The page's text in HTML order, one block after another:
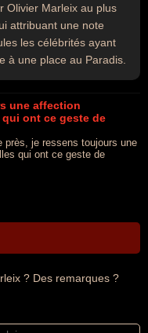
Olivier Marleix au plus
attribuant une note
les célébrités ayant
à une place au Paradis.
une affection
ont ce geste de
près, je ressens toujours une
qui ont ce geste de
? Des remarques ?